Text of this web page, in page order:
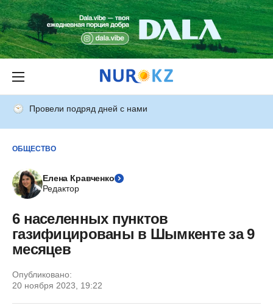
Провели подряд дней с нами
ОБЩЕСТВО
Елена Кравченко
Редактор
6 населенных пунктов
газифицированы в Шымкенте за 9
месяцев
Опубликовано:
20 ноября 2023, 19:22